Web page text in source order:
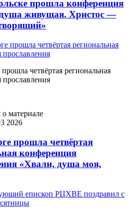
прошла конференция
живущая. Христос —
четвёртая региональная
материале
2026
прошла четвёртая
конференция
«Хвали, душа моя,